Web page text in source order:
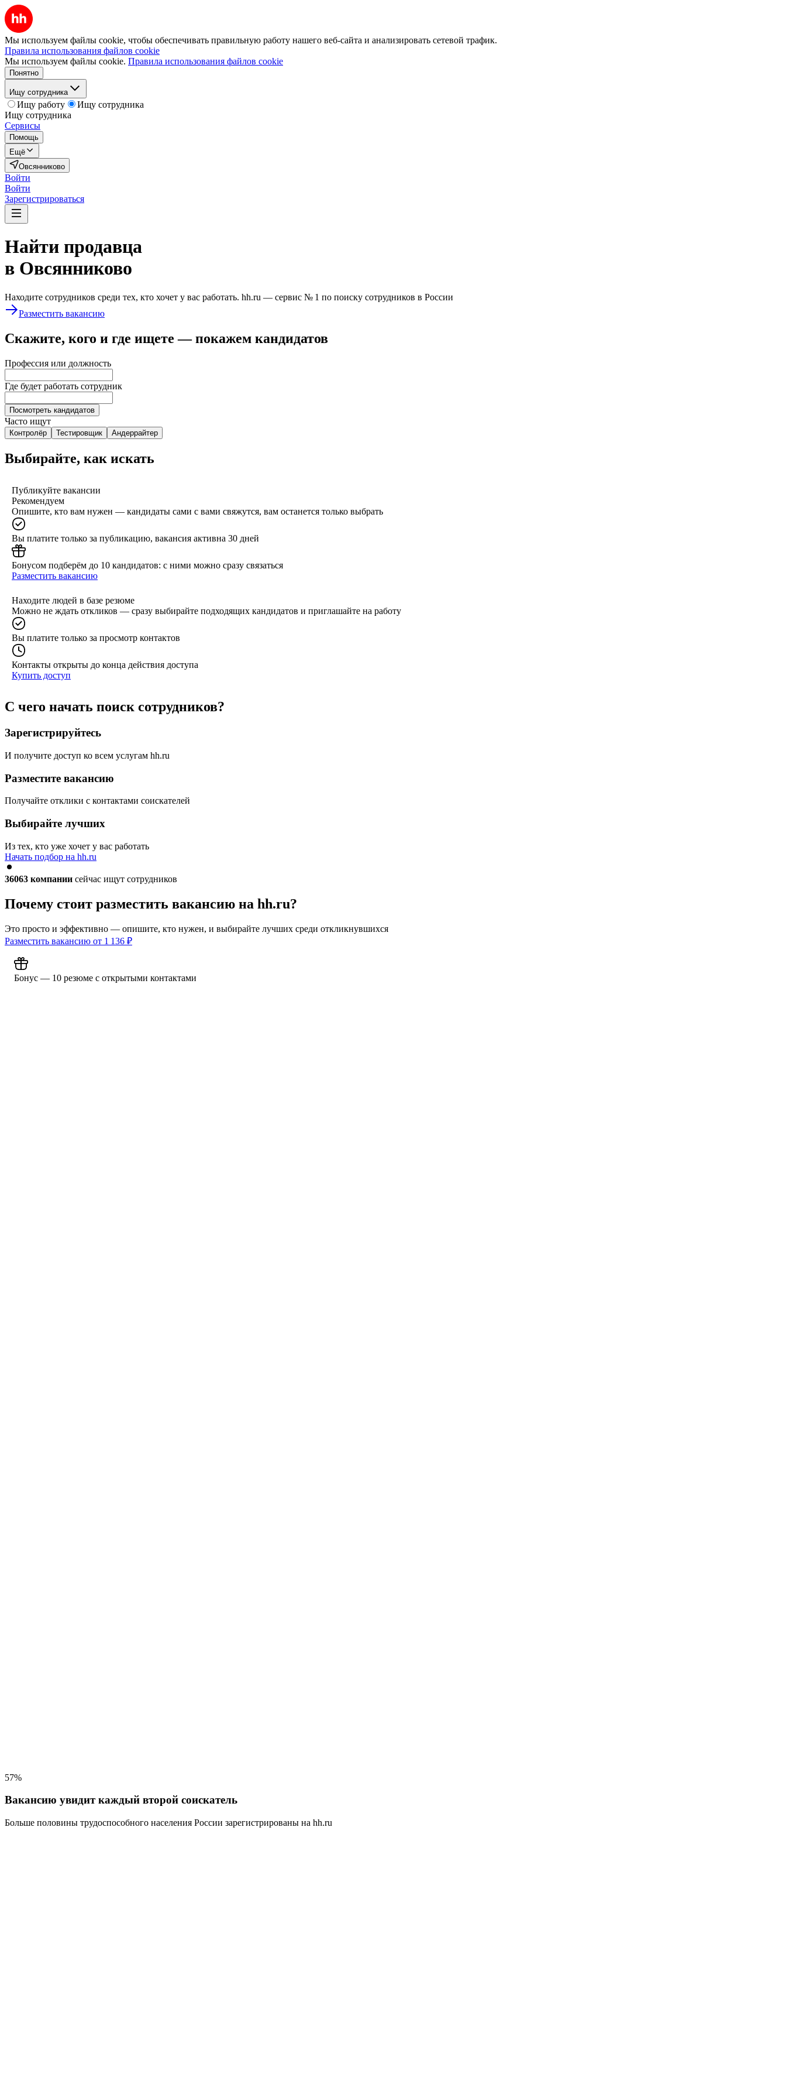
Мы используем файлы cookie, чтобы обеспечивать правильную работу нашего веб-сайта и анализировать сетевой трафик.
Правила использования файлов cookie
Мы используем файлы cookie. Правила использования файлов cookie
Понятно
Ищу сотрудника
Ищу работу
Ищу сотрудника
Ищу сотрудника
Сервисы
Помощь
Ещё
Овсянниково
Войти
Войти
Зарегистрироваться
Найти продавца
в Овсянниково
Находите сотрудников среди тех, кто хочет у вас работать. hh.ru — сервис № 1 по поиску сотрудников в России
Разместить вакансию
Скажите, кого и где ищете — покажем кандидатов
Профессия или должность
Где будет работать сотрудник
Посмотреть кандидатов
Часто ищут
Контролёр Тестировщик Андеррайтер
Выбирайте, как искать
Публикуйте вакансии
Рекомендуем
Опишите, кто вам нужен — кандидаты сами с вами свяжутся, вам останется только выбрать
Вы платите только за публикацию, вакансия активна 30 дней
Бонусом подберём до 10 кандидатов: с ними можно сразу связаться
Разместить вакансию
Находите людей в базе резюме
Можно не ждать откликов — сразу выбирайте подходящих кандидатов и приглашайте на работу
Вы платите только за просмотр контактов
Контакты открыты до конца действия доступа
Купить доступ
С чего начать поиск сотрудников?
Зарегистрируйтесь
И получите доступ ко всем услугам hh.ru
Разместите вакансию
Получайте отклики с контактами соискателей
Выбирайте лучших
Из тех, кто уже хочет у вас работать
Начать подбор на hh.ru
36063 компании сейчас ищут сотрудников
Почему стоит разместить вакансию на hh.ru?
Это просто и эффективно — опишите, кто нужен, и выбирайте лучших среди откликнувшихся
Разместить вакансию от 1 136 ₽
Бонус — 10 резюме с открытыми контактами
57%
Вакансию увидит каждый второй соискатель
Больше половины трудоспособного населения России зарегистрированы на hh.ru